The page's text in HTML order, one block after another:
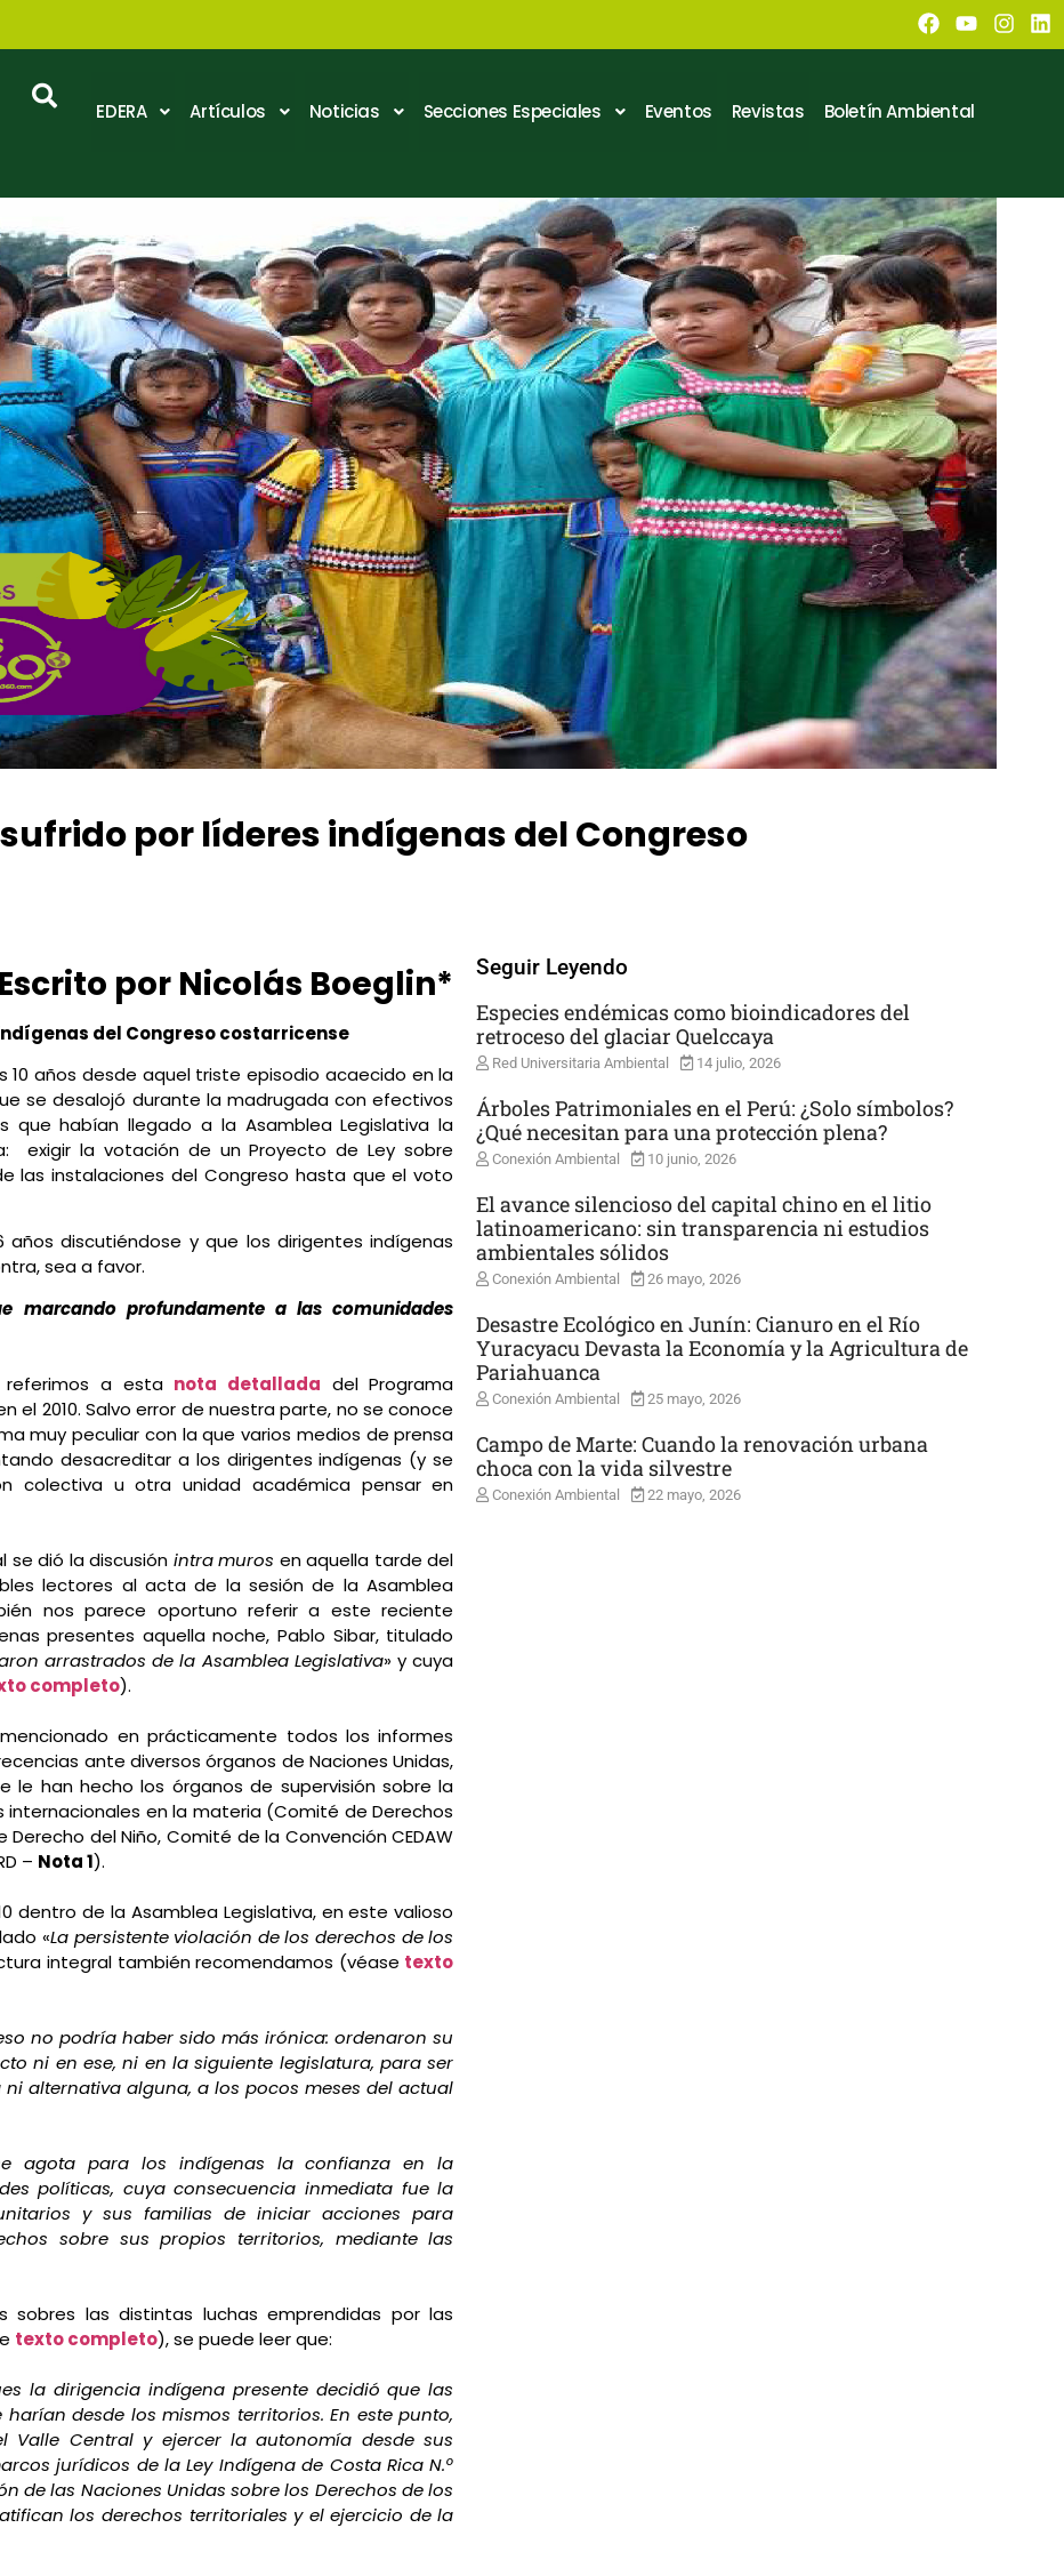
EDERA Artículos Noticias Secciones Especiales Eventos Revistas Boletín Ambiental
por líderes indígenas del Congreso
Escrito por Nicolás Boeglin*
del Congreso costarricense
10 años desde aquel triste episodio acaecido en la
se desalojó durante la madrugada con efectivos
que habían llegado a la Asamblea Legislativa la
exigir la votación de un Proyecto de Ley sobre
las instalaciones del Congreso hasta que el voto
discutiéndose y que los dirigentes indígenas
sea a favor.
marcando profundamente a las comunidades
referimos a esta nota detallada del Programa
el 2010. Salvo error de nuestra parte, no se conoce
muy peculiar con la que varios medios de prensa
desacreditar a los dirigentes indígenas (y se
colectiva u otra unidad académica pensar en
se dió la discusión intra muros en aquella tarde del
lectores al acta de la sesión de la Asamblea
nos parece oportuno referir a este reciente
presentes aquella noche, Pablo Sibar, titulado
arrastrados de la Asamblea Legislativa» y cuya
completo).
en prácticamente todos los informes
ante diversos órganos de Naciones Unidas,
le han hecho los órganos de supervisión sobre la
en la materia (Comité de Derechos
del Niño, Comité de la Convención CEDAW
– Nota 1).
dentro de la Asamblea Legislativa, en este valioso
«La persistente violación de los derechos de los
integral también recomendamos (véase texto
no podría haber sido más irónica: ordenaron su
ni en ese, ni en la siguiente legislatura, para ser
alternativa alguna, a los pocos meses del actual
agota para los indígenas la confianza en la
políticas, cuya consecuencia inmediata fue la
y sus familias de iniciar acciones para
sobre sus propios territorios, mediante las
las distintas luchas emprendidas por las
texto completo), se puede leer que:
la dirigencia indígena presente decidió que las
desde los mismos territorios. En este punto,
Valle Central y ejercer la autonomía desde sus
jurídicos de la Ley Indígena de Costa Rica N.º
de las Naciones Unidas sobre los Derechos de los
los derechos territoriales y el ejercicio de la
Seguir Leyendo
Especies endémicas como bioindicadores del
retroceso del glaciar Quelccaya
Red Universitaria Ambiental 14 julio, 2026
Árboles Patrimoniales en el Perú: ¿Solo símbolos?
¿Qué necesitan para una protección plena?
Conexión Ambiental 10 junio, 2026
El avance silencioso del capital chino en el litio
latinoamericano: sin transparencia ni estudios
ambientales sólidos
Conexión Ambiental 26 mayo, 2026
Desastre Ecológico en Junín: Cianuro en el Río
Yuracyacu Devasta la Economía y la Agricultura de
Pariahuanca
Conexión Ambiental 25 mayo, 2026
Campo de Marte: Cuando la renovación urbana
choca con la vida silvestre
Conexión Ambiental 22 mayo, 2026